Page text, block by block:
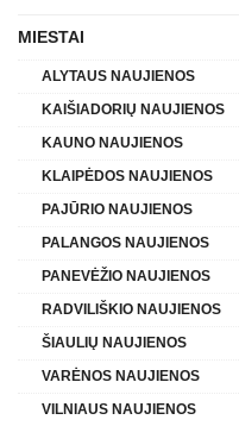
MIESTAI
ALYTAUS NAUJIENOS
KAIŠIADORIŲ NAUJIENOS
KAUNO NAUJIENOS
KLAIPĖDOS NAUJIENOS
PAJŪRIO NAUJIENOS
PALANGOS NAUJIENOS
PANEVĖŽIO NAUJIENOS
RADVILIŠKIO NAUJIENOS
ŠIAULIŲ NAUJIENOS
VARĖNOS NAUJIENOS
VILNIAUS NAUJIENOS